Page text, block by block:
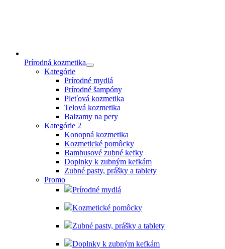
Prírodná kozmetika
Kategórie
Prírodné mydlá
Prírodné šampóny
Pleťová kozmetika
Telová kozmetika
Balzamy na pery
Kategórie 2
Konopná kozmetika
Kozmetické pomôcky
Bambusové zubné kefky
Doplnky k zubným kefkám
Zubné pasty, prášky a tablety
Promo
Prírodné mydlá
Kozmetické pomôcky
Zubné pasty, prášky a tablety
Doplnky k zubným kefkám